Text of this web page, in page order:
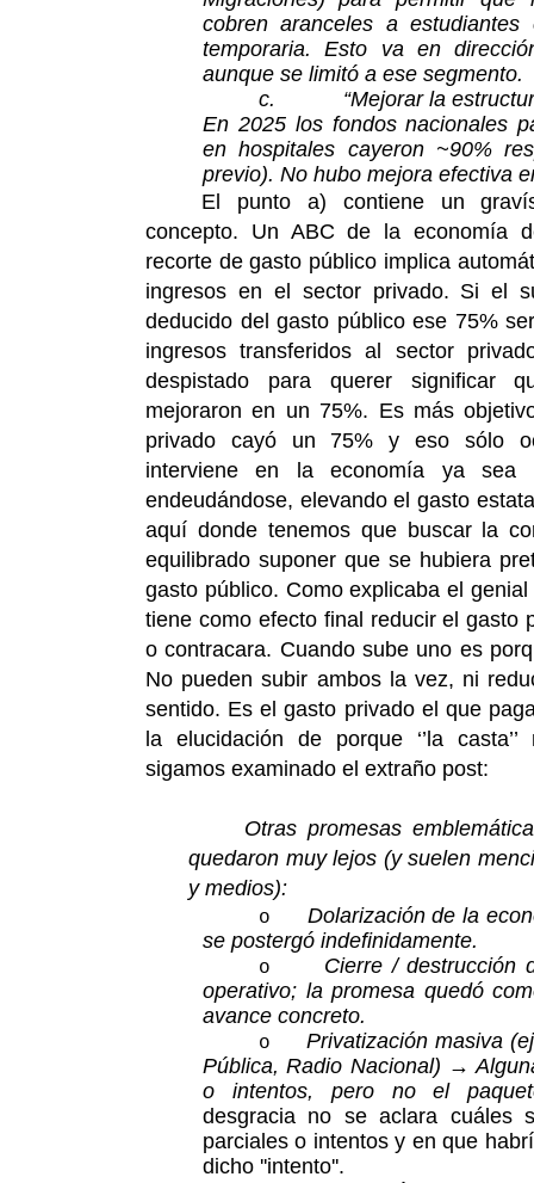
cobren aranceles a estudiantes
temporaria. Esto va en
aunque se limitó a ese segmento.
c.
“Mejorar la
En 2025 los fondos nacionales
en hospitales cayeron ~90%
previo). No hubo mejora efectiva
El punto a) contiene un
concepto. Un ABC de la economía
recorte de gasto público implica
ingresos en el sector privado. Si el
deducido del gasto público ese 75%
ingresos transferidos al sector
despistado para querer significar
mejoraron en un 75%. Es más
privado cayó un 75% y eso sólo
interviene en la economía ya sea
endeudándose, elevando el gasto
aquí donde tenemos que buscar la
equilibrado suponer que se hubiera
gasto público. Como explicaba el
tiene como efecto final reducir el gasto
o contracara. Cuando sube uno es
No pueden subir ambos la vez, ni
sentido. Es el gasto privado el que
la elucidación de porque ‘’la
sigamos examinado el extraño post:
Otras promesas
quedaron muy lejos (y suelen
y medios):
o
Dolarización de la
se postergó indefinidamente.
o
Cierre / destrucción
operativo; la promesa quedó
avance concreto.
o
Privatización masiva
Pública, Radio Nacional) →
o intentos, pero no el
desgracia no se aclara cuáles
parciales o intentos y en que
dicho ''intento''.